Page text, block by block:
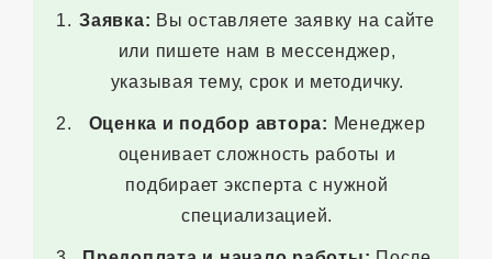
Заявка: Вы оставляете заявку на сайте
или пишете нам в мессенджер,
указывая тему, срок и методичку.
Оценка и подбор автора: Менеджер
оценивает сложность работы и
подбирает эксперта с нужной
специализацией.